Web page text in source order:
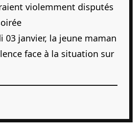
violemment disputés
03 janvier, la jeune maman
face à la situation sur